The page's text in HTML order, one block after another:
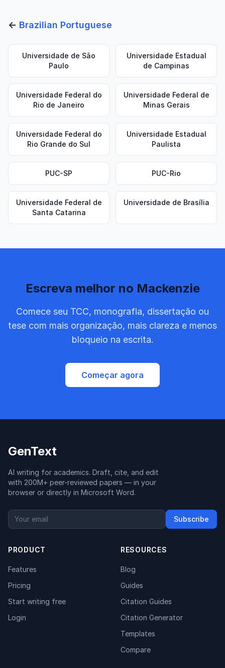
← Brazilian Portuguese
Universidade de São
Paulo
Universidade Estadual
de Campinas
Universidade Federal do
Rio de Janeiro
Universidade Federal de
Minas Gerais
Universidade Federal do
Rio Grande do Sul
Universidade Estadual
Paulista
PUC-SP PUC-Rio
Universidade Federal de
Santa Catarina
Universidade de Brasília
Escreva melhor no Mackenzie
Comece seu TCC, monografia, dissertação ou
tese com mais organização, mais clareza e menos
bloqueio na escrita.
Começar agora
GenText
AI writing for academics. Draft, cite, and edit
with 200M+ peer-reviewed papers — in your
browser or directly in Microsoft Word.
Subscribe
PRODUCT
Features
Pricing
Start writing free
Login
RESOURCES
Blog
Guides
Citation Guides
Citation Generator
Templates
Compare